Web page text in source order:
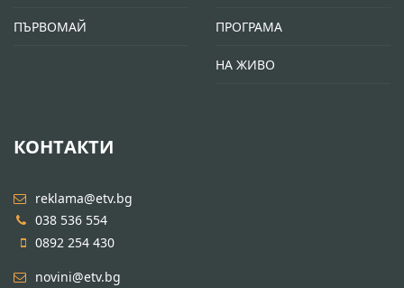
ПЪРВОМАЙ ПРОГРАМА
НА ЖИВО
КОНТАКТИ
reklama@etv.bg
038 536 554
0892 254 430
novini@etv.bg